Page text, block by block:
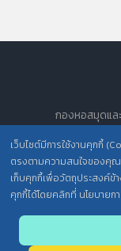
เว็บไซต์มีการใช้งานคุกกี้
ตรงตามความสนใจของคุณ
เก็บคุกกี้เพื่อวัตถุประสงค์ข้
คุกกี้ได้โดยคลิกที่ นโยบายก
กองหอสมุดแล
นโยบา
ประกาศความเป็นส่ว